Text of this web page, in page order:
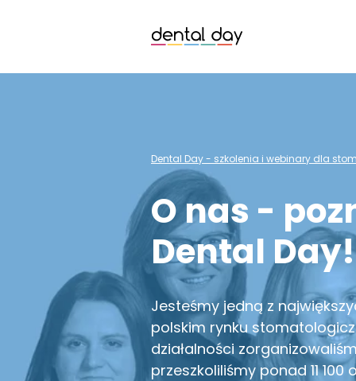
Dental Day - szkolenia i webinary dla
O nas -
Dental Day!
Jesteśmy jedną z
polskim rynku
działalności
przeszkoliliśmy ponad 11